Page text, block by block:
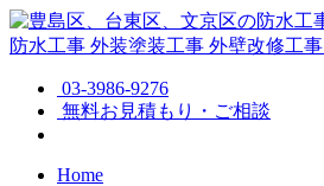
防水工事 外装塗装工事 外壁改修工事
03-3986-9276
無料お見積もり・ご相談
Home